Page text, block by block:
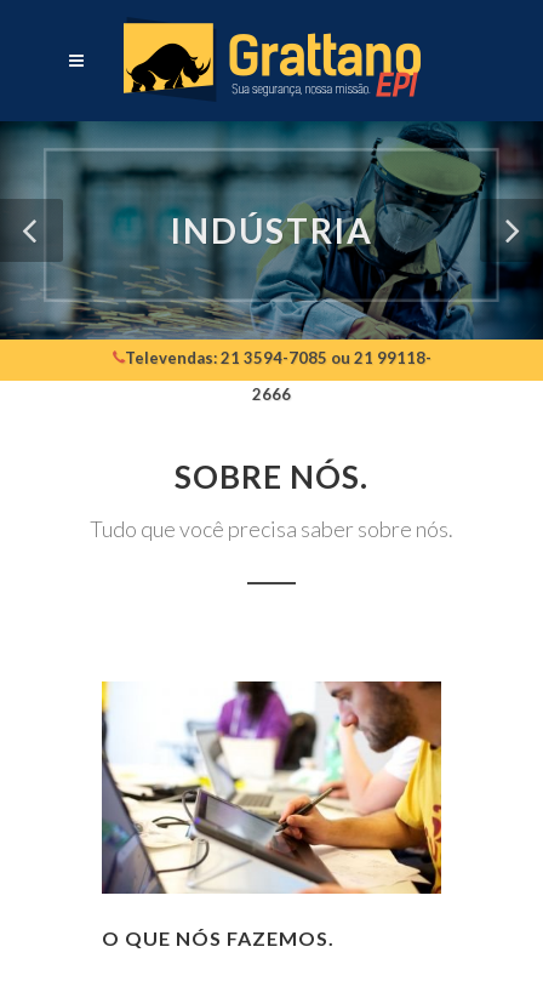
INDÚSTRIA
Televendas: 21 3594-7085 ou 21 99118-
2666
SOBRE NÓS.
Tudo que você precisa saber sobre nós.
O QUE NÓS FAZEMOS.